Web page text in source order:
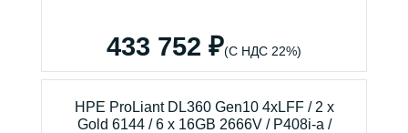
433 752 ₽(С НДС 22%)
HPE ProLiant DL360 Gen10 4xLFF / 2 x
Gold 6144 / 6 x 16GB 2666V / P408i-a /